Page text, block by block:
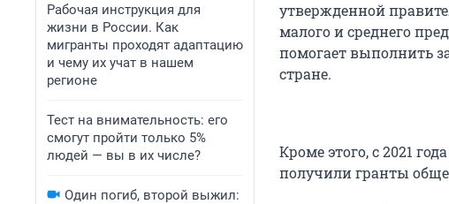
Рабочая инструкция для
жизни в России. Как
мигранты проходят адаптацию
и чему их учат в нашем
регионе
Тест на внимательность: его
смогут пройти только 5%
людей — вы в их числе?
Один погиб, второй выжил:
утвержденной
малого и среднего
помогает выполнить
стране.
Кроме этого, с 2021
получили гранты